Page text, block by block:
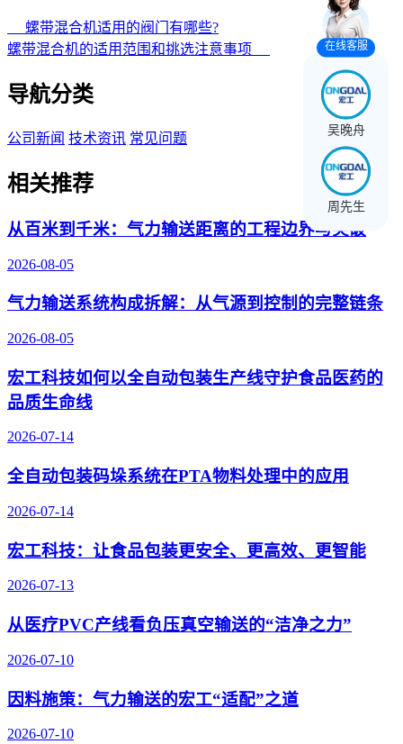
螺带混合机适用的阀门有哪些?
螺带混合机的适用范围和挑选注意事项
导航分类
公司新闻 技术资讯 常见问题
相关推荐
从百米到千米：气力输送距离的工程边界与突破
2026-08-05
气力输送系统构成拆解：从气源到控制的完整链条
2026-08-05
宏工科技如何以全自动包装生产线守护食品医药的
品质生命线
2026-07-14
全自动包装码垛系统在PTA物料处理中的应用
2026-07-14
宏工科技：让食品包装更安全、更高效、更智能
2026-07-13
从医疗PVC产线看负压真空输送的“洁净之力”
2026-07-10
因料施策：气力输送的宏工“适配”之道
2026-07-10
在线客服
吴晚舟
周先生